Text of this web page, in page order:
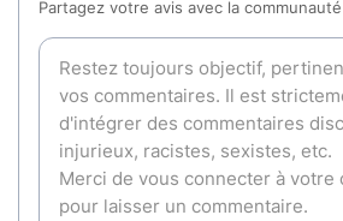
Partagez votre avis avec la